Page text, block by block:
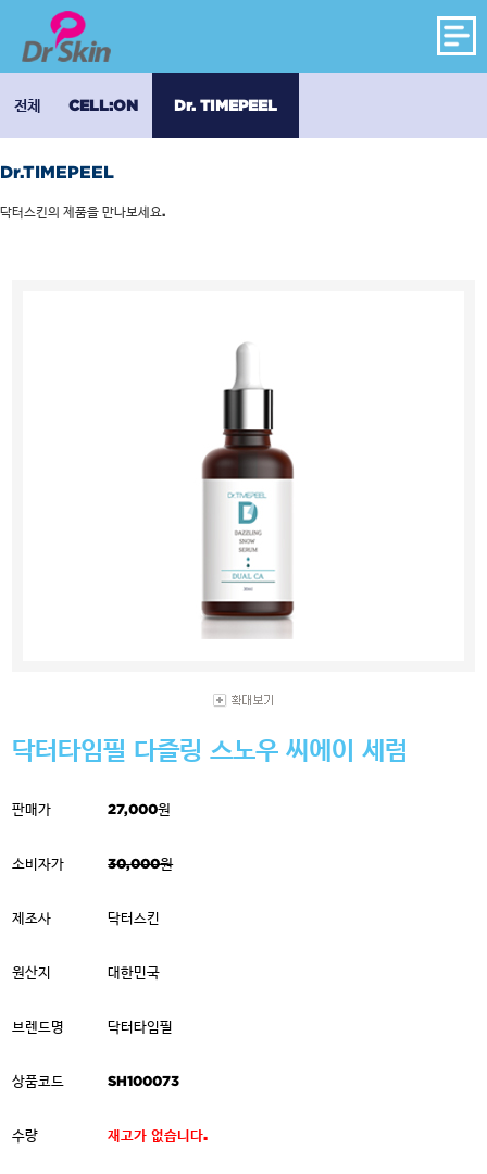
전체 CELL:ON Dr. TIMEPEEL
Dr.TIMEPEEL
닥터스킨의 제품을 만나보세요.
닥터타임필 다즐링 스노우 씨에이 세럼
판매가 27,000원
소비자가 30,000원
제조사 닥터스킨
원산지 대한민국
브렌드명 닥터타임필
상품코드 SH100073
수량 재고가 없습니다.